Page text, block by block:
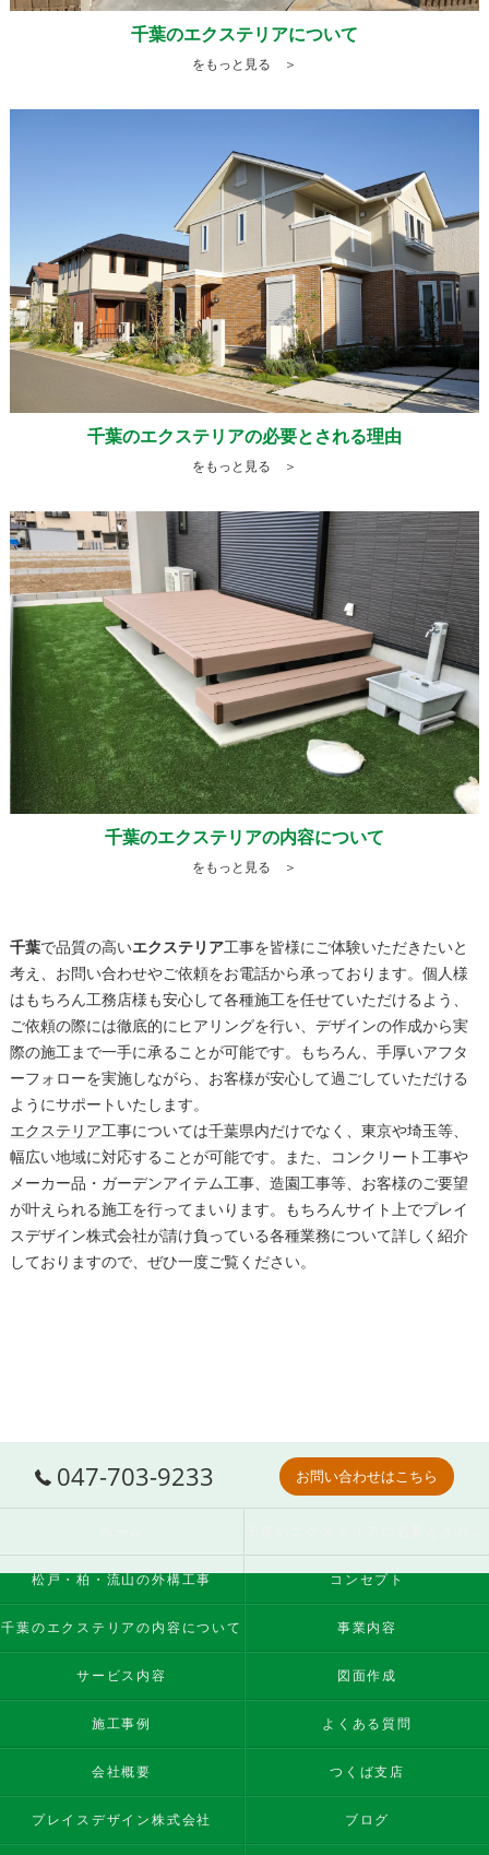
千葉のエクステリアについて
をもっと見る ＞
千葉のエクステリアの必要とされる理由
をもっと見る ＞
千葉のエクステリアの内容について
をもっと見る ＞
千葉で品質の高いエクステリア工事を皆様にご体験いただきたいと
考え、お問い合わせやご依頼をお電話から承っております。個人様
はもちろん工務店様も安心して各種施工を任せていただけるよう、
ご依頼の際には徹底的にヒアリングを行い、デザインの作成から実
際の施工まで一手に承ることが可能です。もちろん、手厚いアフタ
ーフォローを実施しながら、お客様が安心して過ごしていただける
ようにサポートいたします。
エクステリア工事については千葉県内だけでなく、東京や埼玉等、
幅広い地域に対応することが可能です。また、コンクリート工事や
メーカー品・ガーデンアイテム工事、造園工事等、お客様のご要望
が叶えられる施工を行ってまいります。もちろんサイト上でプレイ
スデザイン株式会社が請け負っている各種業務について詳しく紹介
しておりますので、ぜひ一度ご覧ください。
047-703-9233 お問い合わせはこちら
松戸・柏・流山の外構工事 コンセプト
千葉のエクステリアの内容について 事業内容
サービス内容 図面作成
施工事例 よくある質問
会社概要 つくば支店
プレイスデザイン株式会社 ブログ